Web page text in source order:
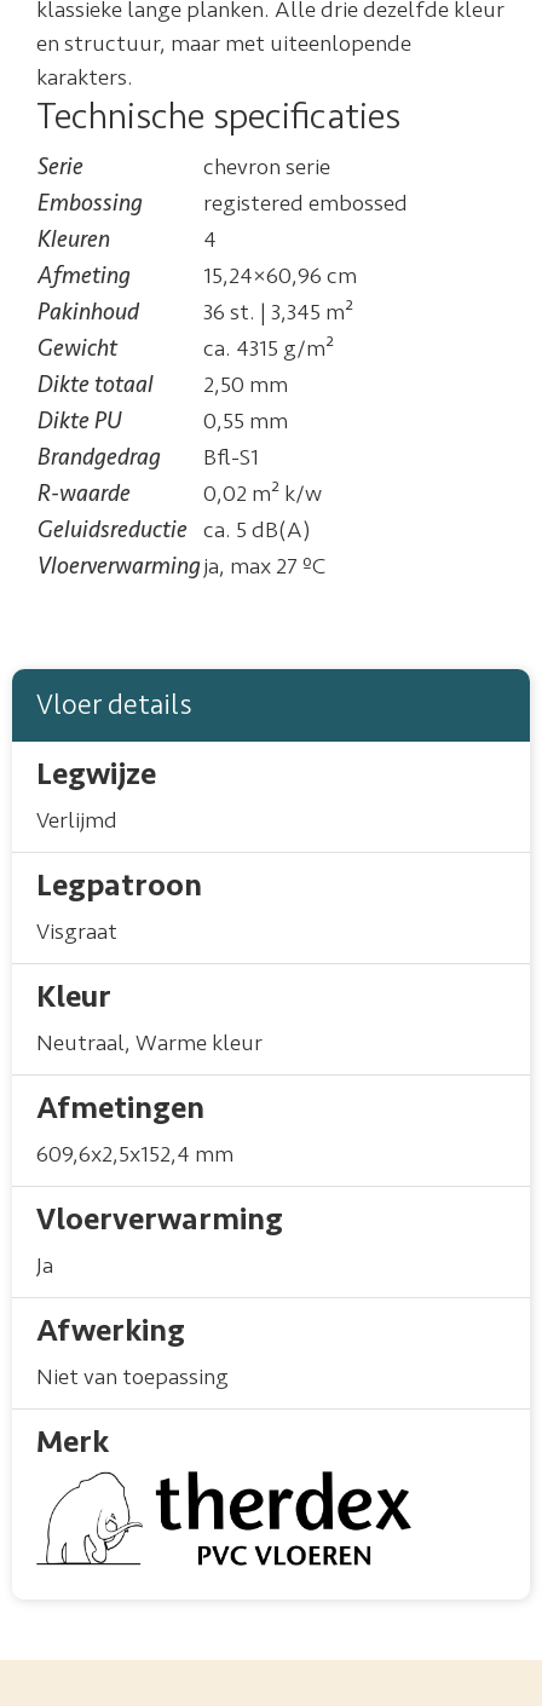
klassieke lange planken. Alle drie dezelfde kleur
en structuur, maar met uiteenlopende
karakters.
Technische specificaties
Serie
chevron serie
Embossing
registered embossed
Kleuren
4
Afmeting
15,24×60,96 cm
Pakinhoud
36 st. | 3,345 m²
Gewicht
ca. 4315 g/m²
Dikte totaal
2,50 mm
Dikte PU
0,55 mm
Brandgedrag
Bfl-S1
R-waarde
0,02 m² k/w
Geluidsreductie ca. 5 dB(A)
Vloerverwarmingja, max 27 ºC
Vloer details
Legwijze
Verlijmd
Legpatroon
Visgraat
Kleur
Neutraal, Warme kleur
Afmetingen
609,6x2,5x152,4 mm
Vloerverwarming
Ja
Afwerking
Niet van toepassing
Merk